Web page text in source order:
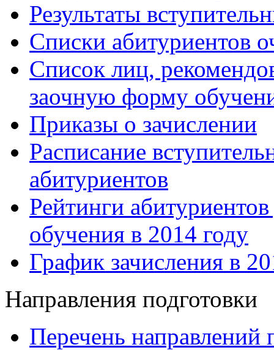
Результаты
Списки абитуриентов
Список лиц,
заочную форму
Приказы о зачислении
Расписание
абитуриентов
Рейтинги
обучения в 2014 году
График зачисления в
Направления подготовки
Перечень